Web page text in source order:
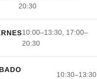
20:30
10:00–13:30, 17:00–
20:30
10:30–13:30